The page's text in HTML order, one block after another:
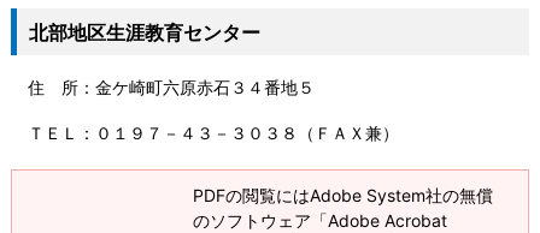
北部地区生涯教育センター
住 所：金ケ崎町六原赤石３４番地５
ＴＥＬ：０１９７－４３－３０３８（ＦＡＸ兼）
PDFの閲覧にはAdobe System社の無償
のソフトウェア「Adobe Acrobat